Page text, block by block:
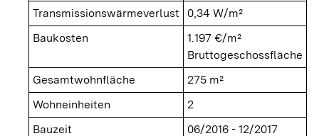
Transmissionswärmeverlust
0,34 W/m²
Baukosten
1.197 €/m²
Bruttogeschossfläche
Gesamtwohnfläche
275 m²
Wohneinheiten
2
Bauzeit
06/2016 - 12/2017